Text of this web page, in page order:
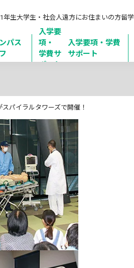
年生大学生・社会人遠方にお住まいの方留
パス
入学要
項・
学費サ
ポート
入学要項・学費
サポート
パイラルタワーズで開催！